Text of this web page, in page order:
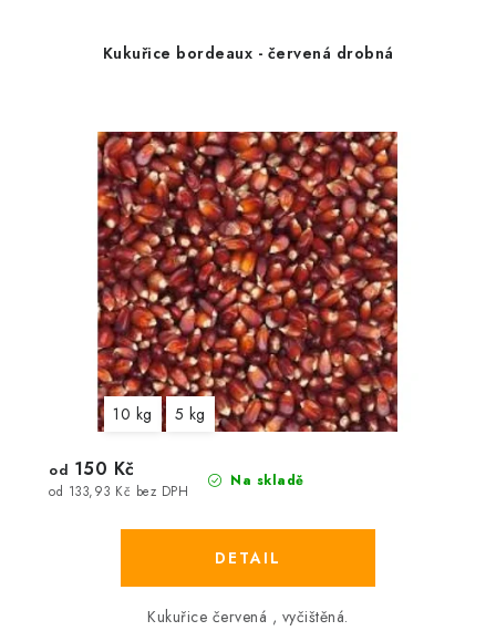
Kukuřice bordeaux - červená drobná
10 kg 5 kg
Na skladě
od 133,93 Kč bez DPH
od 150 Kč
Kukuřice červená , vyčištěná.